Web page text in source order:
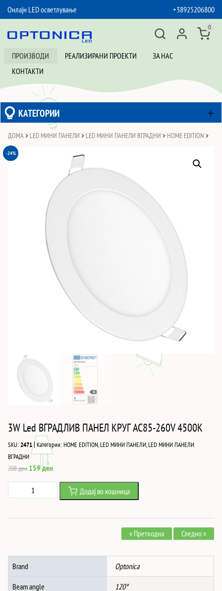
Онлајн LED осветлување
+38925206800
ПРОИЗВОДИ РЕАЛИЗИРАНИ ПРОЕКТИ
ЗА НАС
КОНТАКТИ
0
КАТЕГОРИИ
ДОМА > LED МИНИ ПАНЕЛИ > LED МИНИ ПАНЕЛИ ВГРАДНИ > HOME EDITION >
-24%
3W Led ВГРАДЛИВ ПАНЕЛ КРУГ AC85-260V 4500K
SKU:2471|Категории:HOME EDITION,LED МИНИ ПАНЕЛИ,LED МИНИ ПАНЕЛИ
ВГРАДНИ
208ден Original
was:
159денCurrent
price
159 ден.
Led
260V
4500K
количина
Додај во кошница
« Претходна Следно »
Brand Optonica
Beam angle 120°